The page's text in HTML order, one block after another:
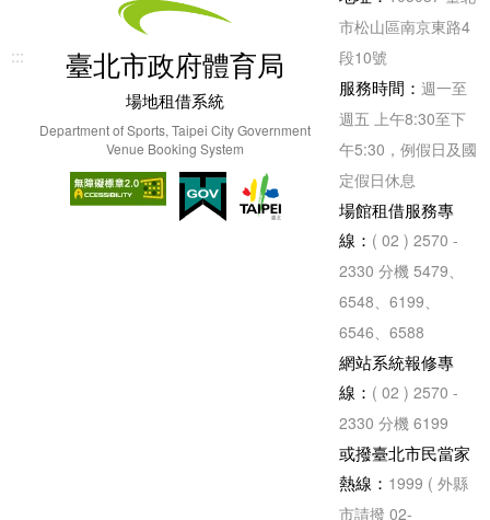
::: 臺北市政府體育局
場地租借系統
Department of Sports, Taipei City Government
Venue Booking System
市松山區南京東路4
段10號
服務時間： 週一至
週五 上午8:30至下
午5:30，例假日及國
定假日休息
場館租借服務專
線： ( 02 ) 2570 -
2330 分機 5479、
6548、6199、
6546、6588
網站系統報修專
線： ( 02 ) 2570 -
2330 分機 6199
或撥臺北市民當家
熱線： 1999 ( 外縣
市請撥 02-